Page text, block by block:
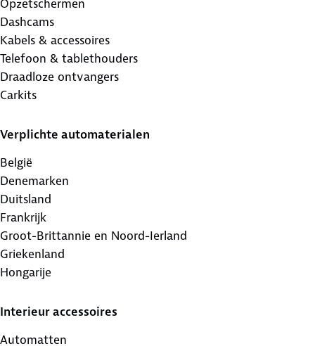
Opzetschermen
Dashcams
Kabels & accessoires
Telefoon & tablethouders
Draadloze ontvangers
Carkits
Verplichte automaterialen
België
Denemarken
Duitsland
Frankrijk
Groot-Brittannie en Noord-Ierland
Griekenland
Hongarije
Interieur accessoires
Automatten